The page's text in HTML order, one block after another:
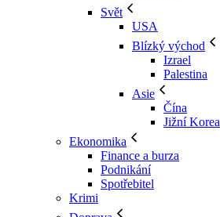
Svět
USA
Blízký východ
Izrael
Palestina
Asie
Čína
Jižní Korea
Ekonomika
Finance a burza
Podnikání
Spotřebitel
Krimi